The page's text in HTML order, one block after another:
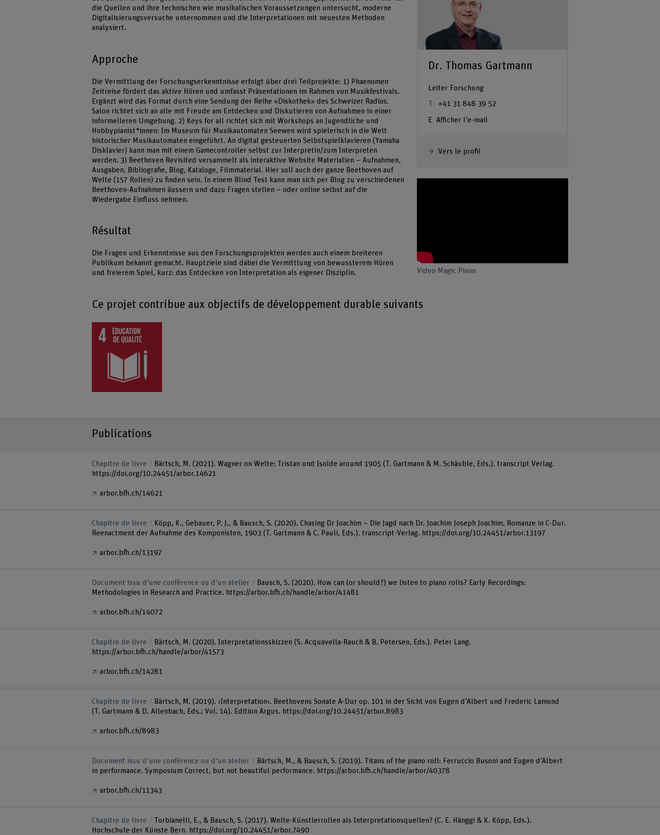
die Quellen und ihre technischen wie musikalischen Voraussetzungen untersucht, moderne
Digitalisierungsversuche unternommen und die Interpretationen mit neuesten Methoden
analysiert.
Approche
Die Vermittlung der Forschungserkenntnisse erfolgt über drei Teilprojekte: 1) Phaenomen
Zeitreise fördert das aktive Hören und umfasst Präsentationen im Rahmen von Musikfestivals.
Ergänzt wird das Format durch eine Sendung der Reihe «Diskothek» des Schweizer Radios.
Salon richtet sich an alle mit Freude am Entdecken und Diskutieren von Aufnahmen in einer
informelleren Umgebung. 2) Keys for all richtet sich mit Workshops an Jugendliche und
Hobbypianist*innen: Im Museum für Musikautomaten Seewen wird spielerisch in die Welt
historischer Musikautomaten eingeführt. An digital gesteuerten Selbstspielklavieren (Yamaha
Disklavier) kann man mit einem Gamecontroller selbst zur Interpretin/zum Interpreten
werden. 3) Beethoven Revisited versammelt als interaktive Website Materialien – Aufnahmen,
Ausgaben, Bibliografie, Blog, Kataloge, Filmmaterial. Hier soll auch der ganze Beethoven auf
Welte (157 Rollen) zu finden sein. In einem Blind Test kann man sich per Blog zu verschiedenen
Beethoven-Aufnahmen äussern und dazu Fragen stellen – oder online selbst auf die
Wiedergabe Einfluss nehmen.
Résultat
Die Fragen und Erkenntnisse aus den Forschungsprojekten werden auch einem breiteren
Publikum bekannt gemacht. Hauptziele sind dabei die Vermittlung von bewussterem Hören
und freierem Spiel, kurz: das Entdecken von Interpretation als eigener Disziplin.
Dr. Thomas Gartmann
Leiter Forschung
+41 31 848 39 52
Afficher l'e-mail
Vers le profil
Video Magic Piano
Ce projet contribue aux objectifs de développement durable suivants
Publications
Chapitre de livre
Bärtsch, M. (2021). Wagner on Welte: Tristan und Isolde around 1905 (T. Gartmann & M. Schäuble, Eds.). transcript Verlag.
https://doi.org/10.24451/arbor.14621
arbor.bfh.ch/14621
Chapitre de livre
Köpp, K., Gebauer, P. J., & Bausch, S. (2020). Chasing Dr Joachim – Die Jagd nach Dr. Joachim Joseph Joachim, Romanze in C-Dur.
Reenactment der Aufnahme des Komponisten, 1903 (T. Gartmann & C. Pauli, Eds.). transcript-Verlag. https://doi.org/10.24451/arbor.13197
arbor.bfh.ch/13197
Document issu d'une conférence ou d'un atelier
Bausch, S. (2020). How can (or should?) we listen to piano rolls? Early Recordings:
Methodologies in Research and Practice. https://arbor.bfh.ch/handle/arbor/41481
arbor.bfh.ch/14072
Chapitre de livre
Bärtsch, M. (2020). Interpretationsskizzen (S. Acquavella-Rauch & B. Petersen, Eds.). Peter Lang.
https://arbor.bfh.ch/handle/arbor/41573
arbor.bfh.ch/14281
Chapitre de livre
Bärtsch, M. (2019). ›Interpretation‹. Beethovens Sonate A-Dur op. 101 in der Sicht von Eugen d’Albert und Frederic Lamond
(T. Gartmann & D. Allenbach, Eds.; Vol. 14). Edition Argus. https://doi.org/10.24451/arbor.8983
arbor.bfh.ch/8983
Document issu d'une conférence ou d'un atelier
Bärtsch, M., & Bausch, S. (2019). Titans of the piano roll: Ferruccio Busoni and Eugen d’Albert
in performance. Symposium Correct, but not beautiful performance. https://arbor.bfh.ch/handle/arbor/40378
arbor.bfh.ch/11343
Chapitre de livre
Torbianelli, E., & Bausch, S. (2017). Welte-Künstlerrollen als Interpretationsquellen? (C. E. Hänggi & K. Köpp, Eds.).
Hochschule der Künste Bern. https://doi.org/10.24451/arbor.7490